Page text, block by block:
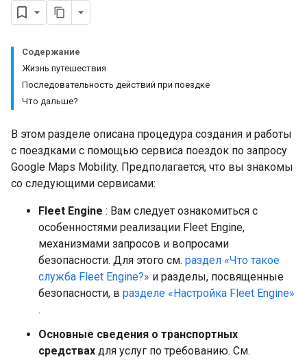
Содержание
Жизнь путешествия
Последовательность действий при поездке
Что дальше?
В этом разделе описана процедура создания и работы
с поездками с помощью сервиса поездок по запросу
Google Maps Mobility. Предполагается, что вы знакомы
со следующими сервисами:
Fleet Engine : Вам следует ознакомиться с
особенностями реализации Fleet Engine,
механизмами запросов и вопросами
безопасности. Для этого см. раздел «Что такое
служба Fleet Engine?» и разделы, посвященные
безопасности, в разделе «Настройка Fleet Engine»
.
Основные сведения о транспортных
средствах для услуг по требованию. См.